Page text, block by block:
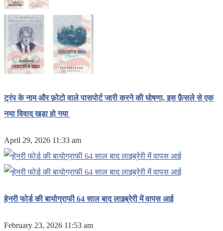
ट्रंप के नाम और फ़ोटो वाले पासपोर्ट जारी करने की घोषणा, इस फ़ैसले से एक
नया विवाद खड़ा हो गया
April 29, 2026 11:33 am
हेनरी फोर्ड की बायोग्राफी 64 साल बाद लाइब्रेरी में वापस आई
February 23, 2026 11:53 am